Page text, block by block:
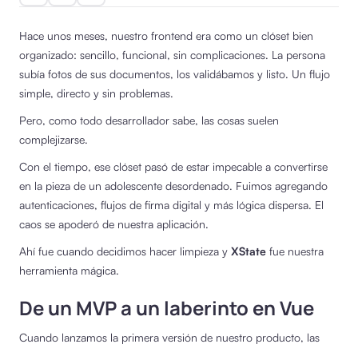
Hace unos meses, nuestro frontend era como un clóset bien
organizado: sencillo, funcional, sin complicaciones. La persona
subía fotos de sus documentos, los validábamos y listo. Un flujo
simple, directo y sin problemas.
Pero, como todo desarrollador sabe, las cosas suelen
complejizarse.
Con el tiempo, ese clóset pasó de estar impecable a convertirse
en la pieza de un adolescente desordenado. Fuimos agregando
autenticaciones, flujos de firma digital y más lógica dispersa. El
caos se apoderó de nuestra aplicación.
Ahí fue cuando decidimos hacer limpieza y XState fue nuestra
herramienta mágica.
De un MVP a un laberinto en Vue
Cuando lanzamos la primera versión de nuestro producto, las